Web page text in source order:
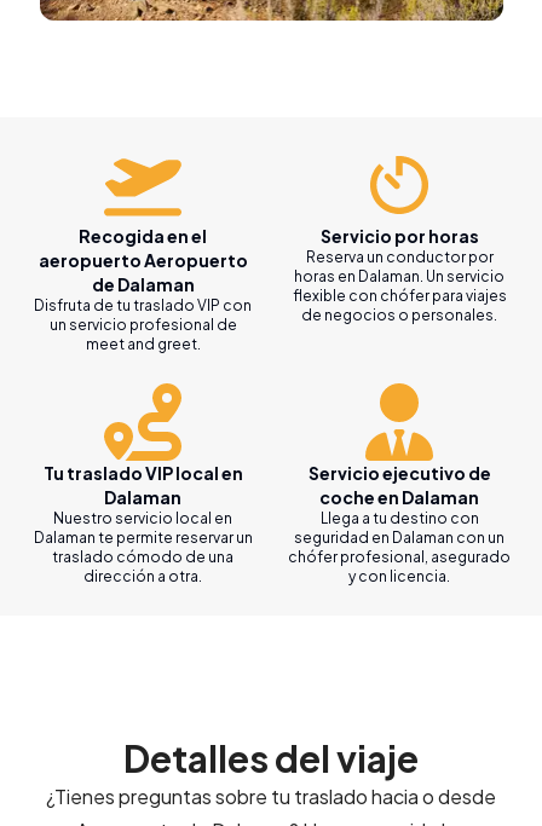
Recogida en el
aeropuerto Aeropuerto
de Dalaman
Disfruta de tu traslado VIP con
un servicio profesional de
meet and greet.
Servicio por horas
Reserva un conductor por
horas en Dalaman. Un servicio
flexible con chófer para viajes
de negocios o personales.
Tu traslado VIP local en
Dalaman
Nuestro servicio local en
Dalaman te permite reservar un
traslado cómodo de una
dirección a otra.
Servicio ejecutivo de
coche en Dalaman
Llega a tu destino con
seguridad en Dalaman con un
chófer profesional, asegurado
y con licencia.
Detalles del viaje
¿Tienes preguntas sobre tu traslado hacia o desde